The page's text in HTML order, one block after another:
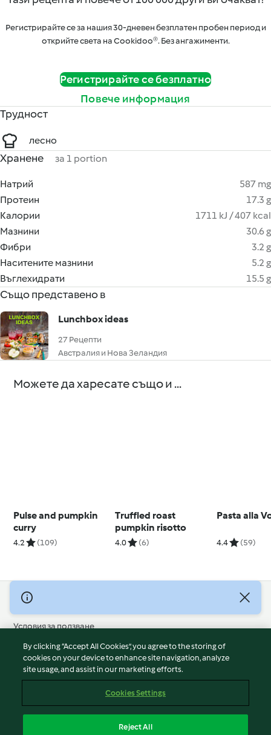
Регистрирайте се за нашия 30-дневен безплатен пробен период и
открийте света на Cookidoo®. Без ангажименти.
Регистрирайте се безплатно
Повече информация
Трудност
лесно
Хранене за 1 portion
Натрий
587 mg
Протеин
17.3 g
Калории
1711 kJ / 407 kcal
Мазнини
30.6 g
Фибри
3.2 g
Наситените мазнини
5.2 g
Въглехидрати
15.5 g
Също представено в
Lunchbox ideas
27 Рецепти
Австралия и Нова Зеландия
Можете да харесате също и ...
Pulse and pumpkin
curry
4.2 (109)
Truffled roast
pumpkin risotto
4.0 (6)
Pasta alla
4.4 (59)
© Авторско право 2026
Условия за ползване
Политика за поверителност
Отказ от отговорност
Политика за поверителност
Докладвайте Съдържание
By clicking “Accept All Cookies”, you agree to the storing of
cookies on your device to enhance site navigation, analyze
site usage, and assist in our marketing efforts.
Cookies Settings
Reject All